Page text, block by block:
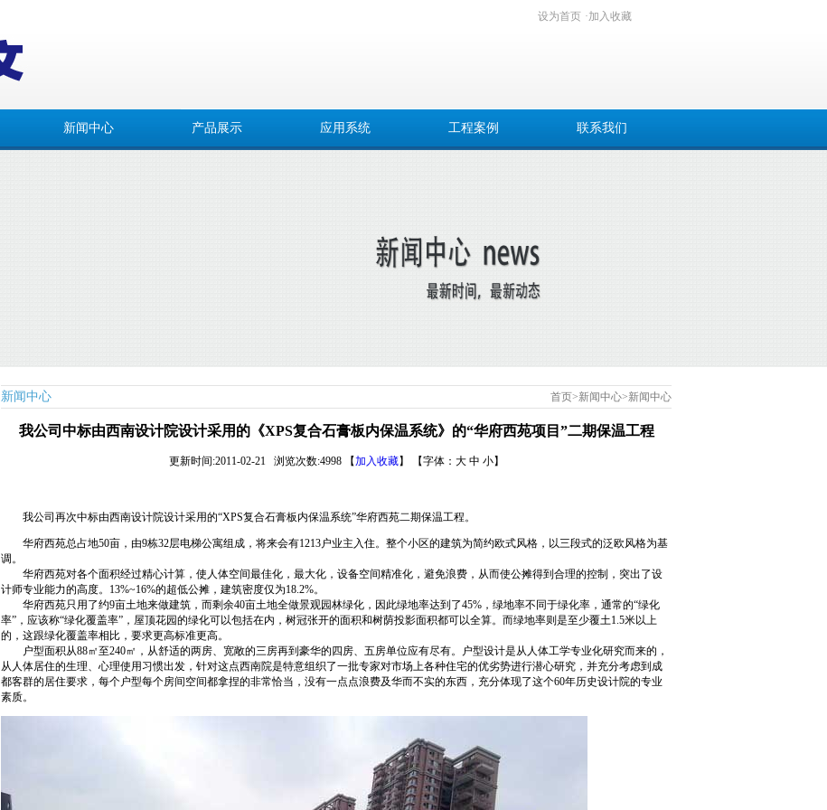
设为首页 ·加入收藏
新闻中心 产品展示 应用系统 工程案例 联系我们
新闻中心 首页>新闻中心>新闻中心
我公司中标由西南设计院设计采用的《XPS复合石膏板内保温系统》的“华府西苑项目”二期保温工程
更新时间:2011-02-21 浏览次数:4998 【加入收藏】 【字体： 大 中 小】
我公司再次中标由西南设计院设计采用的“XPS复合石膏板内保温系统”华府西苑二期保温工程。
华府西苑总占地50亩，由9栋32层电梯公寓组成，将来会有1213户业主入住。整个小区的建筑为简约欧式风格，以三段式的泛欧风格为基
调。
华府西苑对各个面积经过精心计算，使人体空间最佳化，最大化，设备空间精准化，避免浪费，从而使公摊得到合理的控制，突出了设
计师专业能力的高度。13%~16%的超低公摊，建筑密度仅为18.2%。
华府西苑只用了约9亩土地来做建筑，而剩余40亩土地全做景观园林绿化，因此绿地率达到了45%，绿地率不同于绿化率，通常的“绿化
率”，应该称“绿化覆盖率”，屋顶花园的绿化可以包括在内，树冠张开的面积和树荫投影面积都可以全算。而绿地率则是至少覆土1.5米以上
的，这跟绿化覆盖率相比，要求更高标准更高。
户型面积从88㎡至240㎡，从舒适的两房、宽敞的三房再到豪华的四房、五房单位应有尽有。户型设计是从人体工学专业化研究而来的，
从人体居住的生理、心理使用习惯出发，针对这点西南院是特意组织了一批专家对市场上各种住宅的优劣势进行潜心研究，并充分考虑到成
都客群的居住要求，每个户型每个房间空间都拿捏的非常恰当，没有一点点浪费及华而不实的东西，充分体现了这个60年历史设计院的专业
素质。